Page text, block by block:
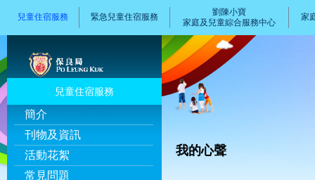
兒童住宿服務 緊急兒童住宿服務
劉陳小寶
家庭及兒童綜合服務中心
家
兒童住宿服務
簡介
刊物及資訊
活動花絮
常見問題
我的心聲